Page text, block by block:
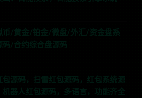
币/黄金/铂金/微盘/外汇/资金盘系
码/合约综合盘源码
包源码，扫雷红包源码，红包系统源
机器人红包源码，多语言，功能齐全